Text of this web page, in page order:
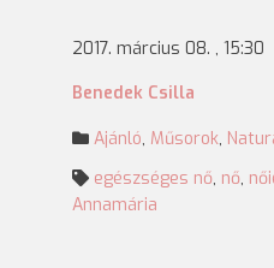
2017. március 08. , 15:30
Benedek Csilla
Ajánló, Műsorok,
egészséges nő, nő,
Annamária